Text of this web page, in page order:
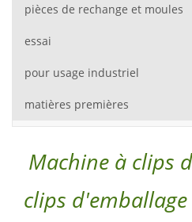
pièces de rechange et moules
essai
pour usage industriel
matières premières
Machine à clips
clips